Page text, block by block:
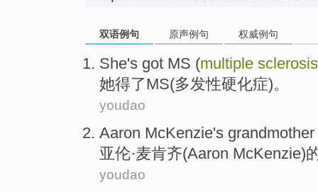
双语例句 原声例句 权威例句
She's got MS (multiple sclerosis
她得了MS(多发性硬化症)。
youdao
Aaron McKenzie's grandmother
亚伦·麦肯齐(Aaron McKenzie)
youdao